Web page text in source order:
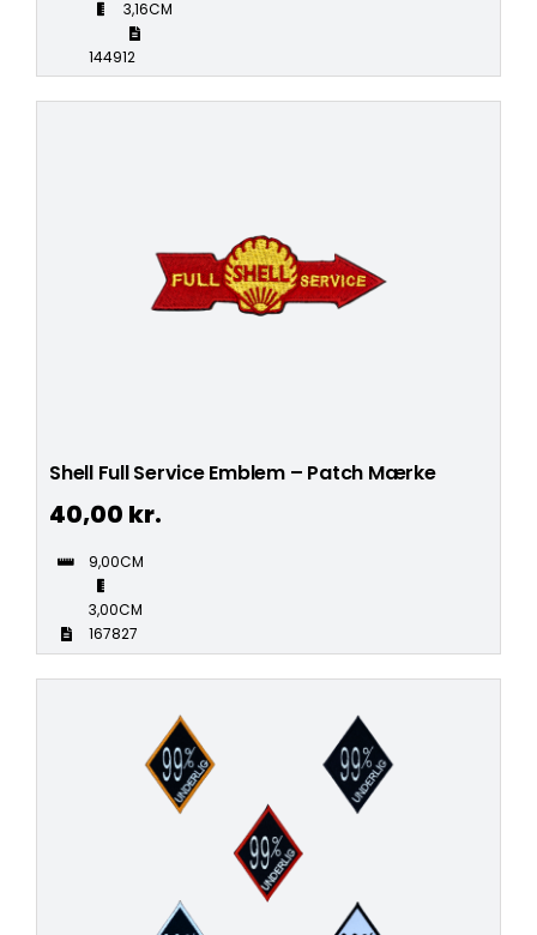
3,16CM
144912
Shell Full Service Emblem – Patch Mærke
40,00 kr.
9,00CM
3,00CM
167827